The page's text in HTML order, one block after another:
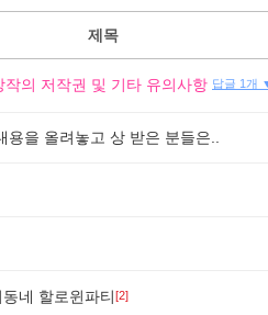
제목
작의 저작권 및 기타 유의사항 답글 1개
용을 올려놓고 상 받은 분들은..
네 할로윈파티[2]